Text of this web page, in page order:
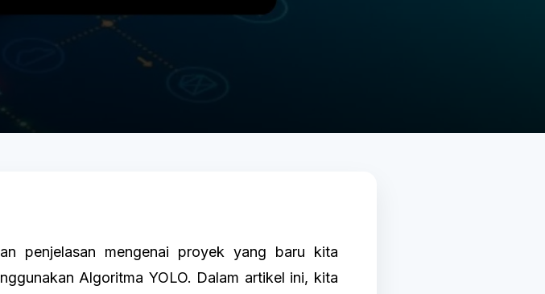
penjelasan mengenai proyek yang baru kita
Algoritma YOLO. Dalam artikel ini, kita